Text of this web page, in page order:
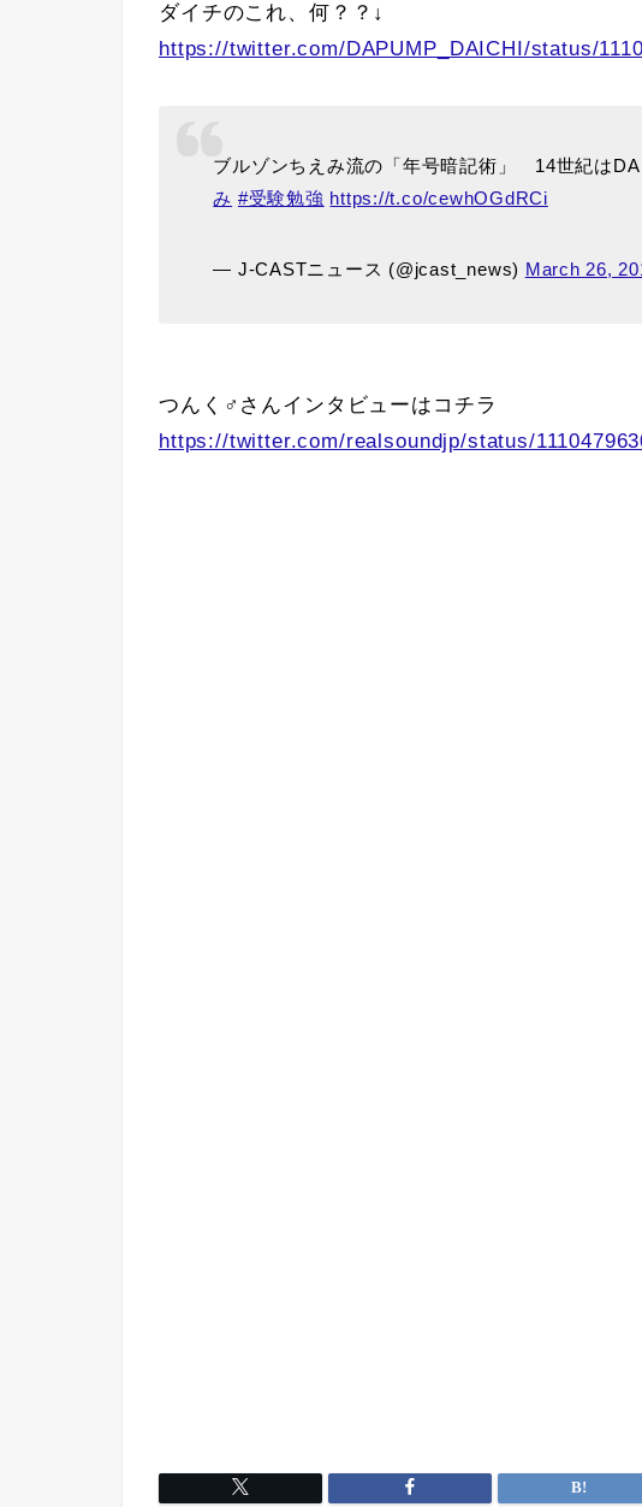
ダイチのこれ、何？？↓
https://twitter.com/DAPUMP_DAICHI/status/
ブルゾンちえみ流の「年号暗記術」 14世紀はDA
み #受験勉強 https://t.co/cewhOGdRCi
— J-CASTニュース (@jcast_news) March 26,
つんく♂さんインタビューはコチラ
https://twitter.com/realsoundjp/status/